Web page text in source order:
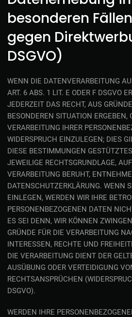
besonderen
gegen
DSGVO)
WENN DIE DATENVERARBEITUNG
ART. 6 ABS. 1 LIT. E ODER F DSGVO
JEDERZEIT DAS RECHT, AUS
BESONDEREN SITUATION ERGEBEN,
VERARBEITUNG IHRER
WIDERSPRUCH EINZULEGEN; DIES
DIESE BESTIMMUNGEN
JEWEILIGE RECHTSGRUNDLAGE,
VERARBEITUNG BERUHT,
DATENSCHUTZERKLÄRUNG. WENN
EINLEGEN, WERDEN WIR IHRE
PERSONENBEZOGENEN DATEN
ES SEI DENN, WIR KÖNNEN
GRÜNDE FÜR DIE VERARBEITUNG
INTERESSEN, RECHTE UND
DIE VERARBEITUNG DIENT DER
AUSÜBUNG ODER VERTEIDIGUNG
RECHTSANSPRÜCHEN
DSGVO).
WERDEN IHRE